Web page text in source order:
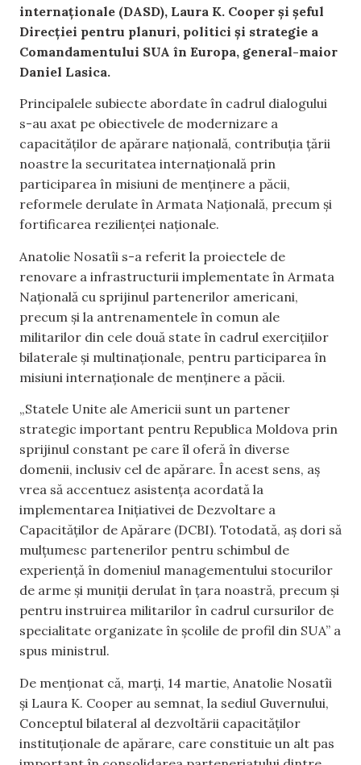
internaționale (DASD), Laura K. Cooper și șeful
Direcției pentru planuri, politici și strategie a
Comandamentului SUA în Europa, general-maior
Daniel Lasica.
Principalele subiecte abordate în cadrul dialogului
s-au axat pe obiectivele de modernizare a
capacităților de apărare națională, contribuția țării
noastre la securitatea internațională prin
participarea în misiuni de menținere a păcii,
reformele derulate în Armata Națională, precum și
fortificarea rezilienței naționale.
Anatolie Nosatîi s-a referit la proiectele de
renovare a infrastructurii implementate în Armata
Națională cu sprijinul partenerilor americani,
precum și la antrenamentele în comun ale
militarilor din cele două state în cadrul exercițiilor
bilaterale și multinaționale, pentru participarea în
misiuni internaționale de menținere a păcii.
„Statele Unite ale Americii sunt un partener
strategic important pentru Republica Moldova prin
sprijinul constant pe care îl oferă în diverse
domenii, inclusiv cel de apărare. În acest sens, aș
vrea să accentuez asistența acordată la
implementarea Inițiativei de Dezvoltare a
Capacităților de Apărare (DCBI). Totodată, aș dori să
mulțumesc partenerilor pentru schimbul de
experiență în domeniul managementului stocurilor
de arme și muniții derulat în țara noastră, precum și
pentru instruirea militarilor în cadrul cursurilor de
specialitate organizate în școlile de profil din SUA” a
spus ministrul.
De menționat că, marți, 14 martie, Anatolie Nosatîi
și Laura K. Cooper au semnat, la sediul Guvernului,
Conceptul bilateral al dezvoltării capacităților
instituționale de apărare, care constituie un alt pas